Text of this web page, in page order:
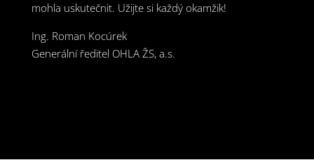
mohla uskutečnit. Užijte si každý okamžik!
Ing. Roman Kocúrek
Generální ředitel OHLA ŽS, a.s.